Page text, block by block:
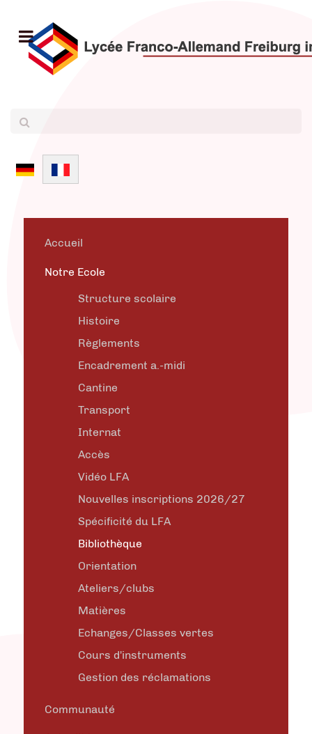
Sélectionnez votre langue
Accueil
Notre Ecole
Structure scolaire
Histoire
Règlements
Encadrement a.-midi
Cantine
Transport
Internat
Accès
Vidéo LFA
Nouvelles inscriptions 2026/27
Spécificité du LFA
Bibliothèque
Orientation
Ateliers/clubs
Matières
Echanges/Classes vertes
Cours d'instruments
Gestion des réclamations
Communauté